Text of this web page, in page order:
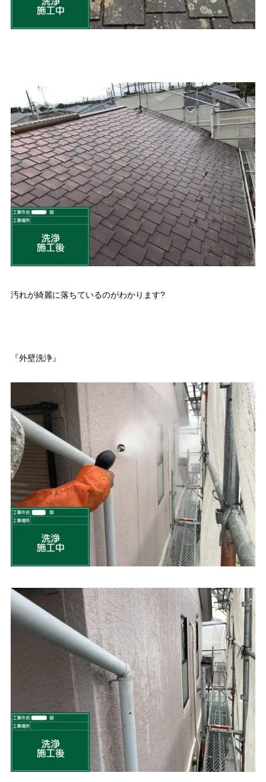
汚れが綺麗に落ちているのがわかります?
『外壁洗浄』